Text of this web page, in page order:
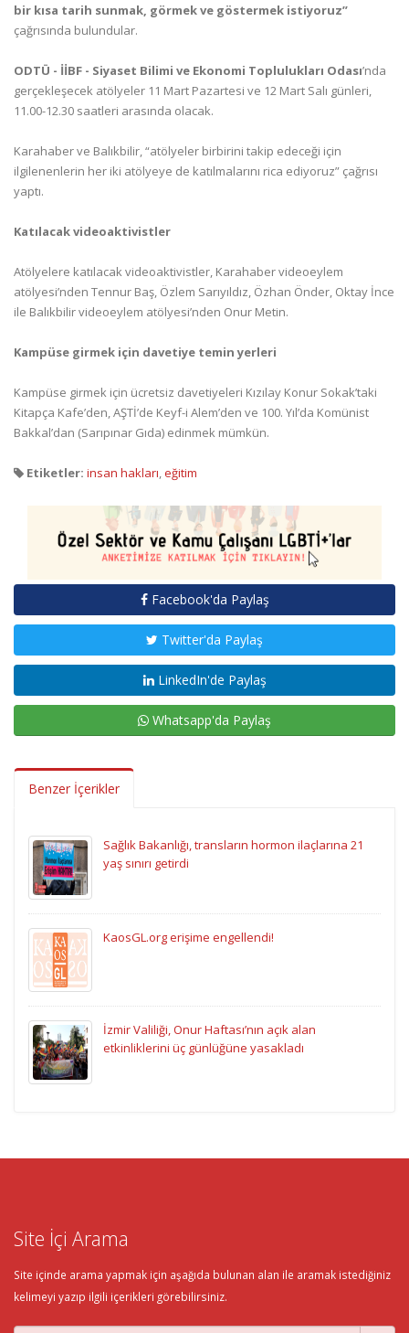
bir kısa tarih sunmak, görmek ve göstermek istiyoruz”
çağrısında bulundular.
ODTÜ - İİBF - Siyaset Bilimi ve Ekonomi Toplulukları Odası’nda
gerçekleşecek atölyeler 11 Mart Pazartesi ve 12 Mart Salı günleri,
11.00-12.30 saatleri arasında olacak.
Karahaber ve Balıkbilir, “atölyeler birbirini takip edeceği için
ilgilenenlerin her iki atölyeye de katılmalarını rica ediyoruz” çağrısı
yaptı.
Katılacak videoaktivistler
Atölyelere katılacak videoaktivistler, Karahaber videoeylem
atölyesi’nden Tennur Baş, Özlem Sarıyıldız, Özhan Önder, Oktay İnce
ile Balıkbilir videoeylem atölyesi’nden Onur Metin.
Kampüse girmek için davetiye temin yerleri
Kampüse girmek için ücretsiz davetiyeleri Kızılay Konur Sokak’taki
Kitapça Kafe’den, AŞTİ’de Keyf-i Alem’den ve 100. Yıl’da Komünist
Bakkal’dan (Sarıpınar Gıda) edinmek mümkün.
Etiketler: insan hakları,eğitim
Facebook'da Paylaş
Twitter'da Paylaş
LinkedIn'de Paylaş
Whatsapp'da Paylaş
Benzer İçerikler
Sağlık Bakanlığı, transların hormon ilaçlarına 21
yaş sınırı getirdi
KaosGL.org erişime engellendi!
İzmir Valiliği, Onur Haftası’nın açık alan
etkinliklerini üç günlüğüne yasakladı
Site İçi Arama
Site içinde arama yapmak için aşağıda bulunan alan ile aramak istediğiniz
kelimeyi yazıp ilgili içerikleri görebilirsiniz.